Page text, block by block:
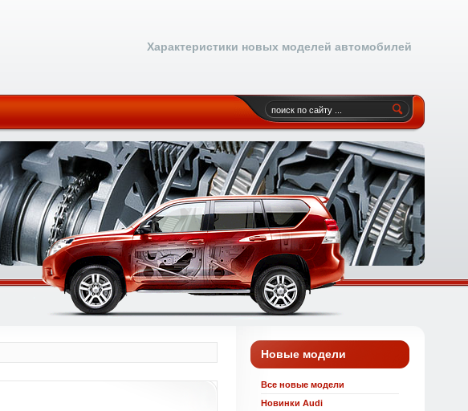
Характеристики новых моделей автомобилей
Новые модели
Все новые модели
Новинки Audi